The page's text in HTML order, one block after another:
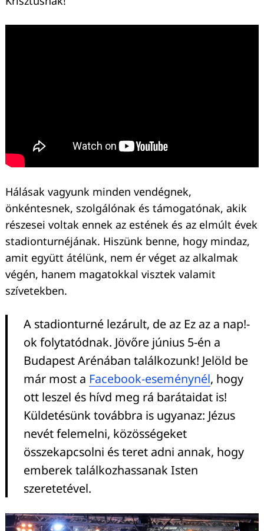
Hálásak vagyunk minden vendégnek,
önkéntesnek, szolgálónak és támogatónak, akik
részesei voltak ennek az estének és az elmúlt évek
stadionturnéjának. Hiszünk benne, hogy mindaz,
amit együtt átélünk, nem ér véget az alkalmak
végén, hanem magatokkal visztek valamit
szívetekben.
A stadionturné lezárult, de az Ez az a nap!-
ok folytatódnak. Jövőre június 5-én a
Budapest Arénában találkozunk! Jelöld be
már most a Facebook-eseménynél, hogy
ott leszel és hívd meg rá barátaidat is!
Küldetésünk továbbra is ugyanaz: Jézus
nevét felemelni, közösségeket
összekapcsolni és teret adni annak, hogy
emberek találkozhassanak Isten
szeretetével.